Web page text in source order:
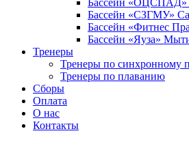
Бассейн «ОЦСПАД»
Бассейн «СЗГМУ»
Бассейн «Фитнес
Бассейн «Яуза»
Тренеры
Тренеры по синхронному
Тренеры по плаванию
Сборы
Оплата
О нас
Контакты